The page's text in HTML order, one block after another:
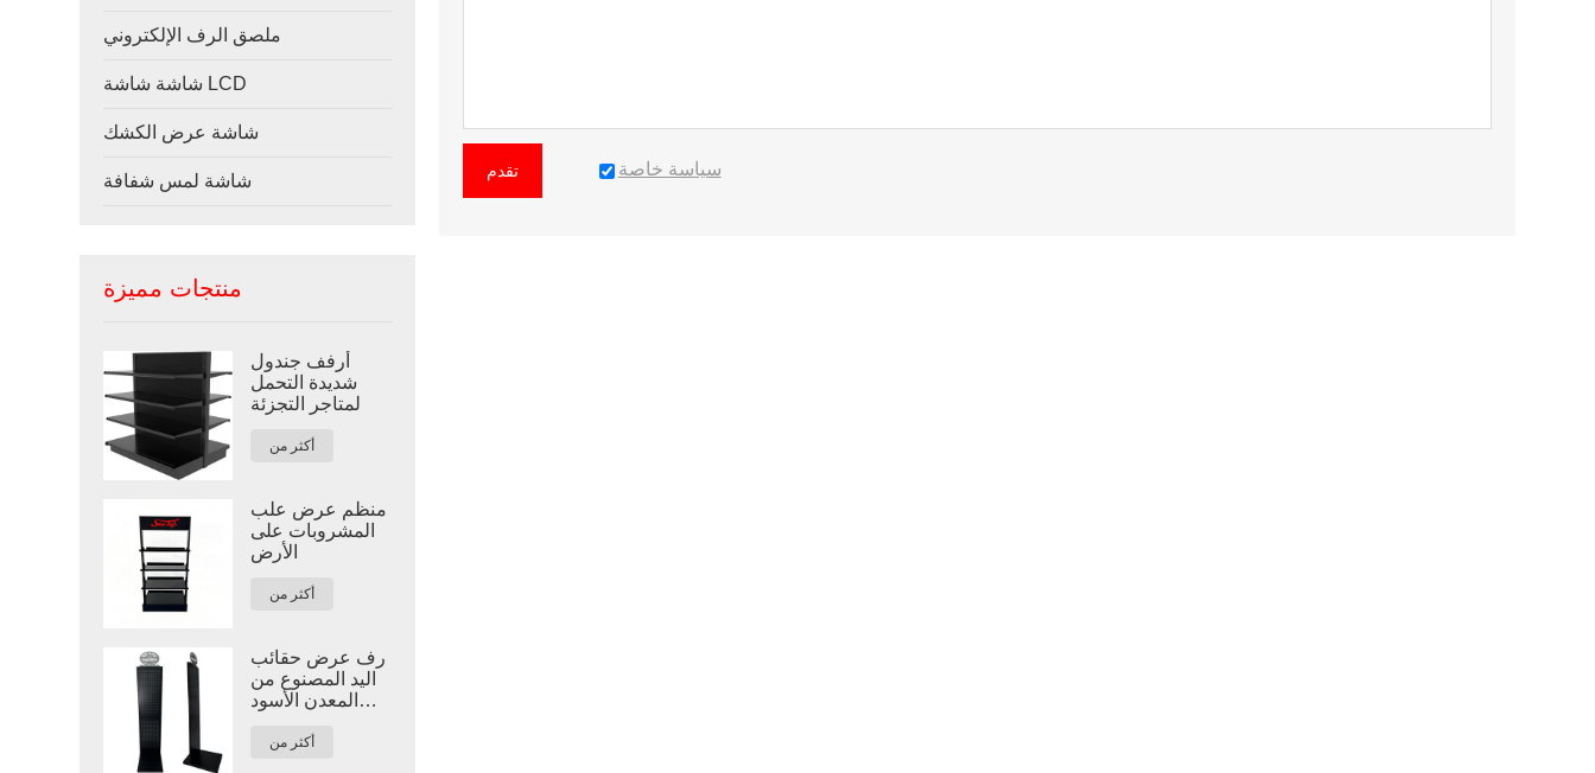
ملصق الرف الإلكتروني
شاشة شاشة LCD
شاشة عرض الكشك
شاشة لمس شفافة
منتجات مميزة
أرفف جندول
شديدة التحمل
لمتاجر التجزئة
أكثر من
منظم عرض علب
المشروبات على
الأرض
أكثر من
رف عرض حقائب
اليد المصنوع من
المعدن الأسود
أكثر من
تقدم سياسة خاصة